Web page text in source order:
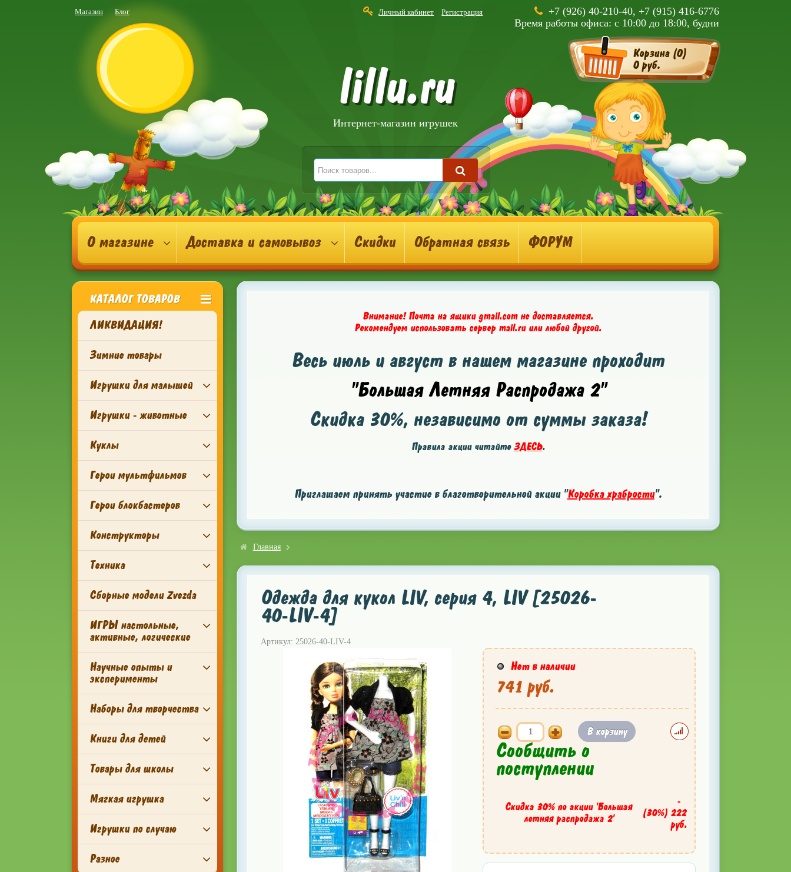
Магазин Блог Личный кабинет Регистрация
+7 (926) 40-210-40, +7 (915) 416-6776
Время работы офиса: с 10:00 до 18:00, будни
lillu.ru
Интернет-магазин игрушек
Корзина (0)
0 руб.
О магазине Доставка и самовывоз Скидки Обратная связь ФОРУМ
КАТАЛОГ ТОВАРОВ
ЛИКВИДАЦИЯ!
Зимние товары
Игрушки для малышей
Игрушки - животные
Куклы
Герои мультфильмов
Герои блокбастеров
Конструкторы
Техника
Сборные модели Zvezda
ИГРЫ настольные,
активные, логические
Научные опыты и
эксперименты
Наборы для творчества
Книги для детей
Товары для школы
Мягкая игрушка
Игрушки по случаю
Разное
Внимание! Почта на ящики gmail.com не доставляется.
Рекомендуем использовать сервер mail.ru или любой другой.
Весь июль и август в нашем магазине проходит
"Большая Летняя Распродажа 2"
Скидка 30%, независимо от суммы заказа!
Правила акции читайтеЗДЕСЬ.
Приглашаем принять участие в благотворительной акции "Коробка храбрости".
Главная
Одежда для кукол LIV, серия 4, LIV [25026-
40-LIV-4]
Артикул: 25026-40-LIV-4
Нет в наличии
741 руб.
В корзину
Сообщить о
поступлении
Скидка 30% по акции 'Большая
летняя распродажа 2'
(30%)
-
222
руб.